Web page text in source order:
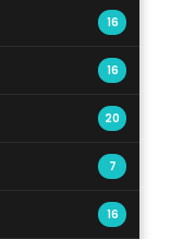
16
16
20
7
16